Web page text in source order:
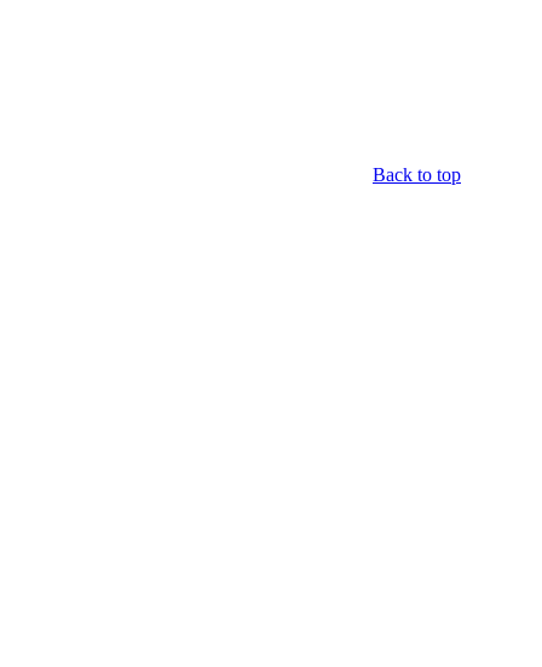
Back to top